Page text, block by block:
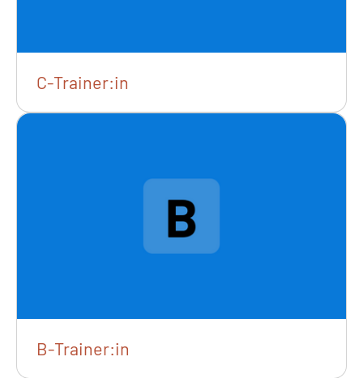
C-Trainer:in
B-Trainer:in